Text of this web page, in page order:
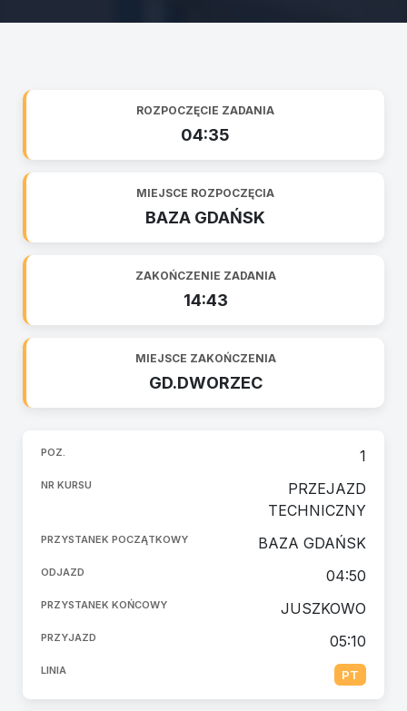
ROZPOCZĘCIE ZADANIA
04:35
MIEJSCE ROZPOCZĘCIA
BAZA GDAŃSK
ZAKOŃCZENIE ZADANIA
14:43
MIEJSCE ZAKOŃCZENIA
GD.DWORZEC
1
PRZEJAZD
TECHNICZNY
BAZA GDAŃSK
04:50
JUSZKOWO
05:10
PT